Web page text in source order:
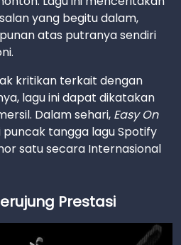
yang begitu dalam,
atas putranya sendiri
kritikan terkait dengan
lagu ini dapat dikatakan
Dalam sehari, Easy On
tangga lagu Spotify
satu secara Internasional
Prestasi